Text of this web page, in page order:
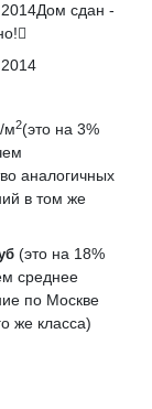
Дом сдан -
м2(это на 3%
аналогичных
в том же
(это на 18%
среднее
по Москве
же класса)